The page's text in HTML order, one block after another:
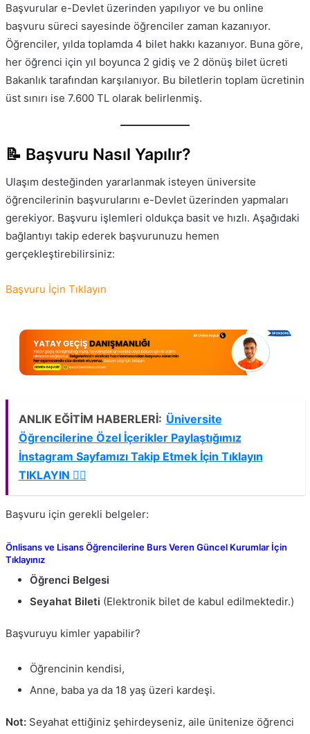
Başvurular e-Devlet üzerinden yapılıyor ve bu online
başvuru süreci sayesinde öğrenciler zaman kazanıyor.
Öğrenciler, yılda toplamda 4 bilet hakkı kazanıyor. Buna göre,
her öğrenci için yıl boyunca 2 gidiş ve 2 dönüş bilet ücreti
Bakanlık tarafından karşılanıyor. Bu biletlerin toplam ücretinin
üst sınırı ise 7.600 TL olarak belirlenmiş.
📝 Başvuru Nasıl Yapılır?
Ulaşım desteğinden yararlanmak isteyen üniversite
öğrencilerinin başvurularını e-Devlet üzerinden yapmaları
gerekiyor. Başvuru işlemleri oldukça basit ve hızlı. Aşağıdaki
bağlantıyı takip ederek başvurunuzu hemen
gerçekleştirebilirsiniz:
Başvuru İçin Tıklayın
ANLIK EĞİTİM HABERLERİ: Üniversite
Öğrencilerine Özel İçerikler Paylaştığımız
İnstagram Sayfamızı Takip Etmek İçin Tıklayın
TIKLAYIN 👈🏻
Başvuru için gerekli belgeler:
Önlisans ve Lisans Öğrencilerine Burs Veren Güncel Kurumlar İçin
Tıklayınız
Öğrenci Belgesi
Seyahat Bileti (Elektronik bilet de kabul edilmektedir.)
Başvuruyu kimler yapabilir?
Öğrencinin kendisi,
Anne, baba ya da 18 yaş üzeri kardeşi.
Not:Seyahat ettiğiniz şehirdeyseniz, aile ünitenize öğrenci